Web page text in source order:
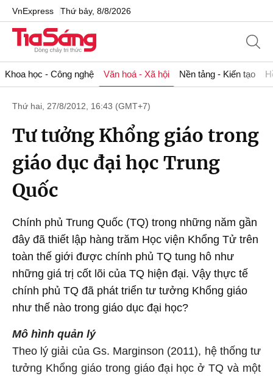
VnExpress Thứ bảy, 8/8/2026
Khoa học - Công nghệ Văn hoá - Xã hội Nền tảng - Kiến tạo
Thứ hai, 27/8/2012, 16:43 (GMT+7)
Tư tưởng Khổng giáo trong
giáo dục đại học Trung
Quốc
Chính phủ Trung Quốc (TQ) trong những năm gần
đây đã thiết lập hàng trăm Học viện Khổng Tử trên
toàn thế giới được chính phủ TQ tung hô như
những giá trị cốt lõi của TQ hiện đại. Vậy thực tế
chính phủ TQ đã phát triển tư tưởng Khổng giáo
như thế nào trong giáo dục đại học?
Mô hình quản lý
Theo lý giải của Gs. Marginson (2011), hệ thống tư
tưởng Khổng giáo trong giáo đại học ở TQ và một